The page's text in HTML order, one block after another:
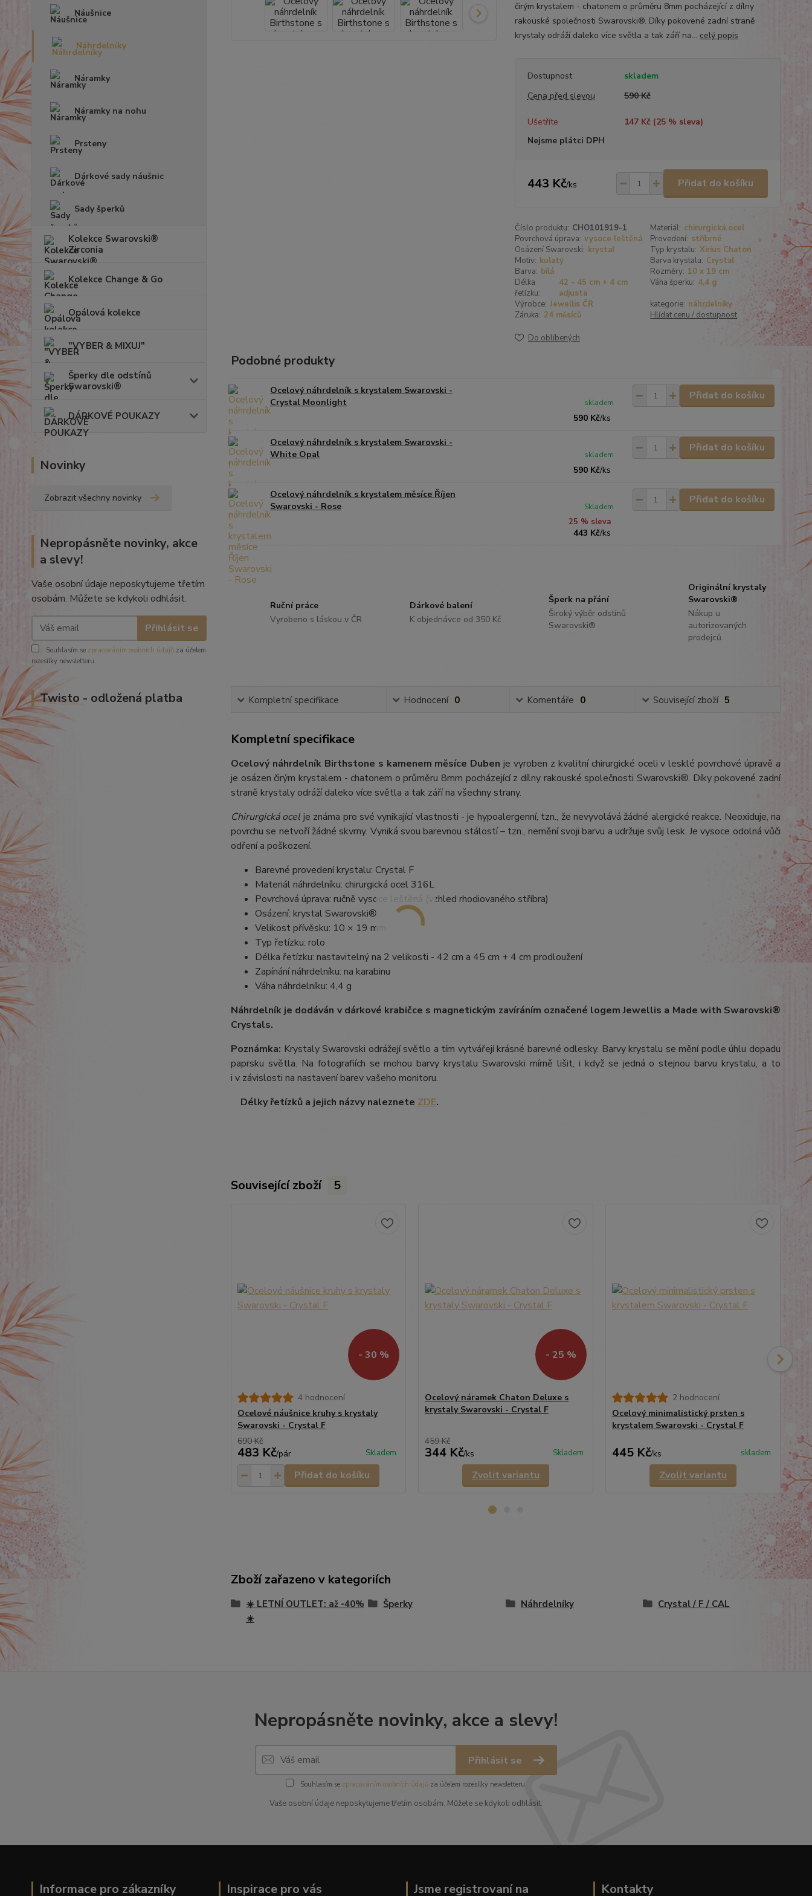
Náušnice
Náhrdelníky
Náramky
Náramky na nohu
Prsteny
Dárkové sady náušnic
Sady šperků
Kolekce Swarovski®
Zirconia
Kolekce Change & Go
Opálová kolekce
"VYBER & MIXUJ"
Šperky dle odstínů
Swarovski®
DÁRKOVÉ POUKAZY
Novinky
Zobrazit všechny novinky
Nepropásněte novinky, akce
a slevy!
Vaše osobní údaje neposkytujeme třetím
osobám. Můžete se kdykoli odhlásit.
Přihlásit se
Souhlasím se zpracováním osobních údajů za účelem
rozesílky newsletteru.
Twisto - odložená platba
čirým krystalem - chatonem o průměru 8mm pocházející z dílny
rakouské společnosti Swarovski®. Díky pokovené zadní straně
krystaly odráží daleko více světla a tak září na... celý popis
Dostupnost
skladem
Cena před slevou
590 Kč
Ušetříte 147 Kč (25% sleva)
Nejsme plátci DPH
443 Kč/ks Přidat do košíku
Číslo produktu: CHO101919-1 Materiál: chirurgická ocel
Povrchová úprava: vysoce leštěná Provedení: stříbrné
Osázení Swarovski: krystal Typ krystalu: Xirius Chaton
Motiv: kulatý Barva krystalu: Crystal
Barva: bílá Rozměry: 10 x 19 cm
Délka
řetízku:
42 - 45 cm + 4 cm
adjusta
Váha šperku: 4,4 g
Výrobce: Jewellis ČR kategorie: náhrdelníky
Záruka: 24 měsíců Hlídat cenu / dostupnost
Do oblíbených
Podobné produkty
Ocelový náhrdelník s krystalem Swarovski -
Crystal Moonlight
590 Kč/ks
skladem
Přidat do košíku
Ocelový náhrdelník s krystalem Swarovski -
White Opal
590 Kč/ks
skladem
Přidat do košíku
Ocelový náhrdelník s krystalem měsíce Říjen
Swarovski - Rose
25 % sleva
443 Kč/ks
Skladem
Přidat do košíku
Ruční práce
Vyrobeno s láskou v ČR
Dárkové balení
K objednávce od 350 Kč
Šperk na přání
Široký výběr odstínů
Swarovski®
Originální krystaly
Swarovski®
Nákup u
autorizovaných
prodejců
Kompletní specifikace Hodnocení 0 Komentáře 0 Související zboží 5
Kompletní specifikace
Ocelový náhrdelník Birthstone s kamenem měsíce Dubenje vyroben z kvalitní chirurgické oceli v lesklé povrchové úpravě a
je osázen čirým krystalem - chatonem o průměru 8mm pocházející z dílny rakouské společnosti Swarovski®. Díky pokovené zadní
straně krystaly odráží daleko více světla a tak září na všechny strany.
Chirurgická ocel je známa pro své vynikající vlastnosti - je hypoalergenní, tzn., že nevyvolává žádné alergické reakce. Neoxiduje, na
povrchu se netvoří žádné skvrny. Vyniká svou barevnou stálostí – tzn., nemění svoji barvu a udržuje svůj lesk. Je vysoce odolná vůči
odření a poškození.
Barevné provedení krystalu: Crystal F
Materiál náhrdelníku: chirurgická ocel 316L
Povrchová úprava: ručně vysoce leštěná (vzhled rhodiovaného stříbra)
Osázení: krystal Swarovski®
Velikost přívěsku: 10 × 19 mm
Typ řetízku: rolo
Délka řetízku: nastavitelný na 2 velikosti - 42 cm a 45 cm + 4 cm prodloužení
Zapínání náhrdelníku: na karabinu
Váha náhrdelníku: 4,4 g
Náhrdelník je dodáván v dárkové krabičce s magnetickým zavíráním označené logem Jewellis a Made with Swarovski®
Crystals.
Poznámka: Krystaly Swarovski odrážejí světlo a tím vytvářejí krásné barevné odlesky. Barvy krystalu se mění podle úhlu dopadu
paprsku světla. Na fotografiích se mohou barvy krystalu Swarovski mírně lišit, i když se jedná o stejnou barvu krystalu, a to
i v závislosti na nastavení barev vašeho monitoru.
Délky řetízků a jejich názvy naleznete ZDE.
Související zboží 5
- 30 %
4 hodnocení
Ocelové náušnice kruhy s krystaly
Swarovski - Crystal F
690 Kč
483 Kč/pár Skladem
Přidat do košíku
- 25 %
Ocelový náramek Chaton Deluxe s
krystaly Swarovski - Crystal F
459 Kč
344 Kč/ks Skladem
Zvolit variantu
2 hodnocení
Ocelový minimalistický prsten s
krystalem Swarovski - Crystal F
445 Kč/ks skladem
Zvolit variantu
Zboží zařazeno v kategoriích
☀️ LETNÍ OUTLET: až -40%
☀️
Šperky Náhrdelníky Crystal / F / CAL
Nepropásněte novinky, akce a slevy!
Přihlásit se
Souhlasím se zpracováním osobních údajů za účelem rozesílky newsletteru.
Vaše osobní údaje neposkytujeme třetím osobám. Můžete se kdykoli odhlásit.
Informace pro zákazníky Inspirace pro vás Jsme registrovaní na Kontakty